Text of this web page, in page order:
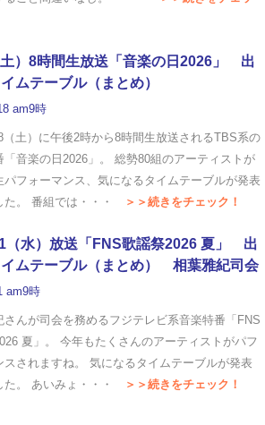
）8時間生放送「音楽の日2026」 出
ムテーブル（まとめ）
am9時
（土）に午後2時から8時間生放送されるTBS系の
「音楽の日2026」。 総勢80組のアーティストが
パフォーマンス、気になるタイムテーブルが発表
た。 番組では・・・
＞＞続きをチェック！
（水）放送「FNS歌謡祭2026 夏」 出
ムテーブル（まとめ） 相葉雅紀司会
am9時
さんが司会を務めるフジテレビ系音楽特番「FNS
夏」。 今年もたくさんのアーティストがパフ
スされますね。 気になるタイムテーブルが発表
た。 あいみょ・・・
＞＞続きをチェック！